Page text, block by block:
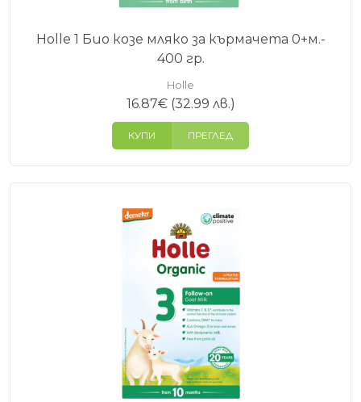
Holle 1 Био козе мляко за кърмачета 0+м.-
400 гр.
Holle
16.87€(32.99 лв.)
КУПИ ПРЕГЛЕД